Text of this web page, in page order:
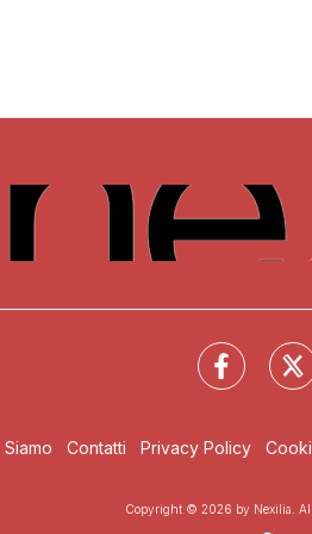
Siamo Contatti Privacy Policy
Copyright © 2026 by Nexilia.